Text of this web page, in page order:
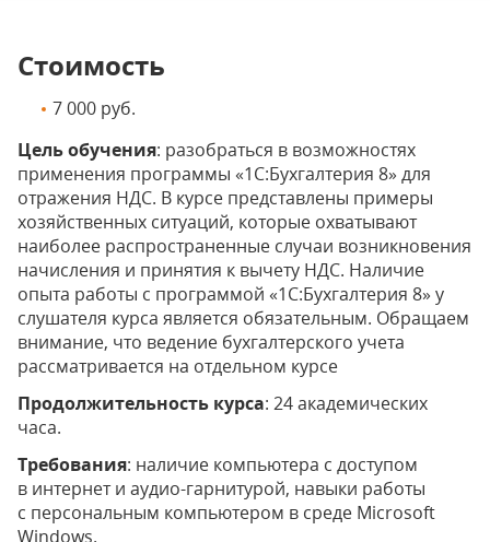
Стоимость
7 000 руб.
Цель обучения: разобраться в возможностях
применения программы «1С:Бухгалтерия 8» для
отражения НДС. В курсе представлены примеры
хозяйственных ситуаций, которые охватывают
наиболее распространенные случаи возникновения
начисления и принятия к вычету НДС. Наличие
опыта работы с программой «1С:Бухгалтерия 8» у
слушателя курса является обязательным. Обращаем
внимание, что ведение бухгалтерского учета
рассматривается на отдельном курсе
Продолжительность курса: 24 академических
часа.
Требования: наличие компьютера с доступом
в интернет и аудио-гарнитурой, навыки работы
с персональным компьютером в среде Microsoft
Windows.